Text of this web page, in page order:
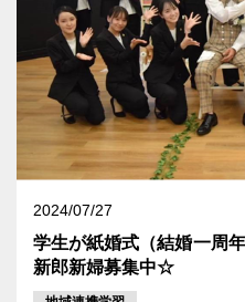
2024/07/27
学生が紙婚式（結婚一周
新郎新婦募集中☆